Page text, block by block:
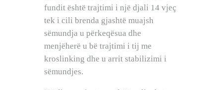
fundit është trajtimi i një djali 14 vjeç
tek i cili brenda gjashtë muajsh
sëmundja u përkeqësua dhe
menjëherë u bë trajtimi i tij me
kroslinking dhe u arrit stabilizimi i
sëmundjes.